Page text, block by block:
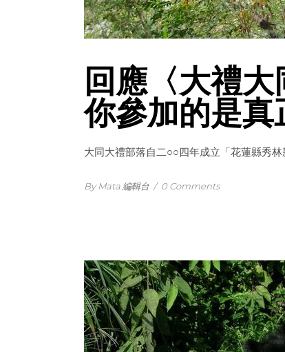
回應〈大禮
你參加的是真
大同大禮部落自二○○四年成立「花蓮縣秀
By Mata 編輯台 / 0 Comments